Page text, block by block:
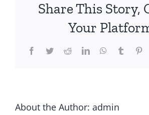
Share This Story,
Your
Facebook
TwitterRedditLinkedInWhatsApp
Tumblr
About the Author: admin